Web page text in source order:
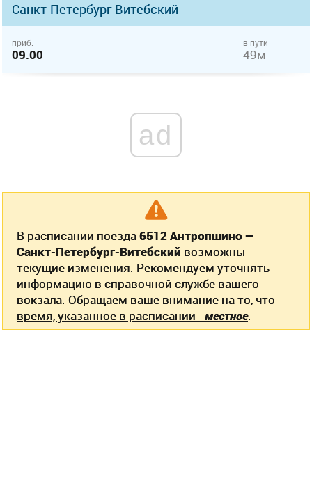
Санкт-Петербург-Витебский
приб.
09.00
в пути
49м
ad
В расписании поезда6512 Антропшино —
Санкт-Петербург-Витебский возможны
текущие изменения. Рекомендуем уточнять
информацию в справочной службе вашего
вокзала. Обращаем ваше внимание на то, что
время, указанное в расписании -местное.